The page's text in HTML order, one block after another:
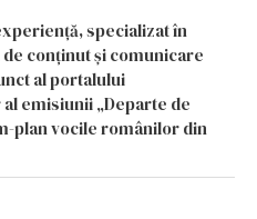
specializat în
conținut și comunicare
al portalului
emisiunii „Departe de
plan vocile românilor din